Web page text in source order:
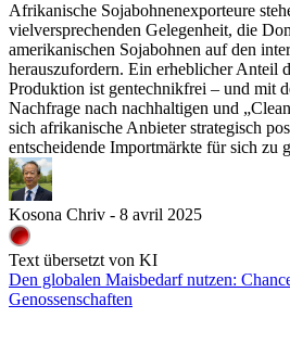
Afrikanische Sojabohnenexporteure
vielversprechenden Gelegenheit, die
amerikanischen Sojabohnen auf den
herauszufordern. Ein erheblicher Anteil
Produktion ist gentechnikfrei – und mit
Nachfrage nach nachhaltigen und
sich afrikanische Anbieter strategisch
entscheidende Importmärkte für sich zu
Kosona Chriv - 8 avril 2025
Text übersetzt von KI
Den globalen Maisbedarf nutzen:
Genossenschaften